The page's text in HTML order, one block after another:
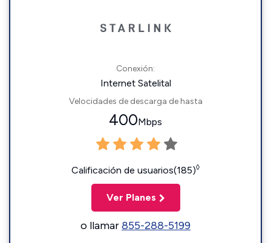
Conexión:
Internet Satelital
Velocidades de descarga de hasta
400Mbps
Calificación de usuarios(185)◊
Ver Planes
o llamar855-288-5199